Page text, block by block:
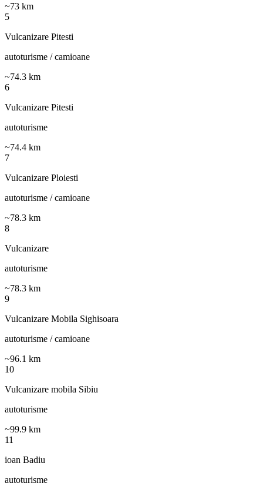
~73 km
5
Vulcanizare Pitesti
autoturisme / camioane
~74.3 km
6
Vulcanizare Pitesti
autoturisme
~74.4 km
7
Vulcanizare Ploiesti
autoturisme / camioane
~78.3 km
8
Vulcanizare
autoturisme
~78.3 km
9
Vulcanizare Mobila Sighisoara
autoturisme / camioane
~96.1 km
10
Vulcanizare mobila Sibiu
autoturisme
~99.9 km
11
ioan Badiu
autoturisme